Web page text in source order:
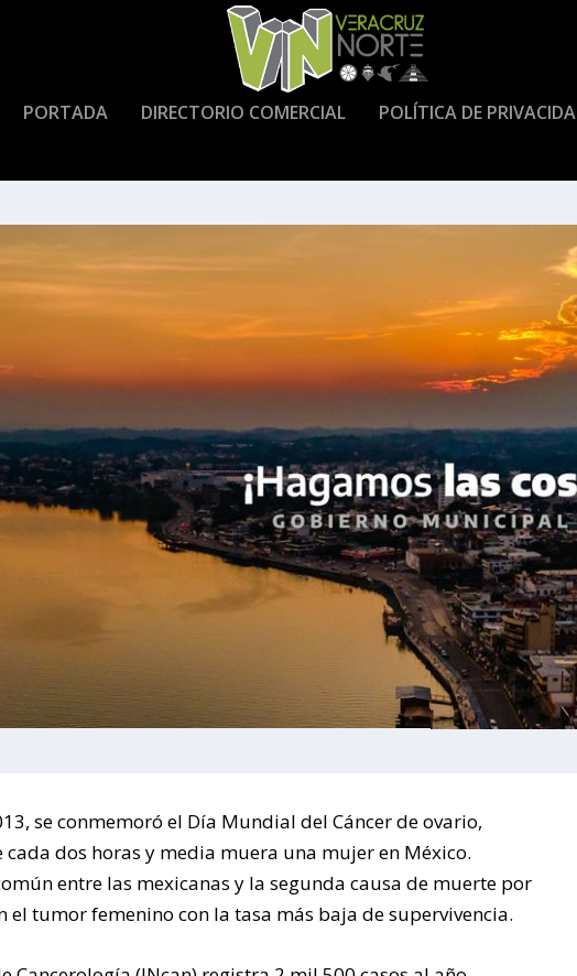
PORTADA DIRECTORIO COMERCIAL POLÍTICA DE
se conmemoró el Día Mundial del Cáncer de ovario,
dos horas y media muera una mujer en México.
entre las mexicanas y la segunda causa de muerte por
el tumor femenino con la tasa más baja de supervivencia.